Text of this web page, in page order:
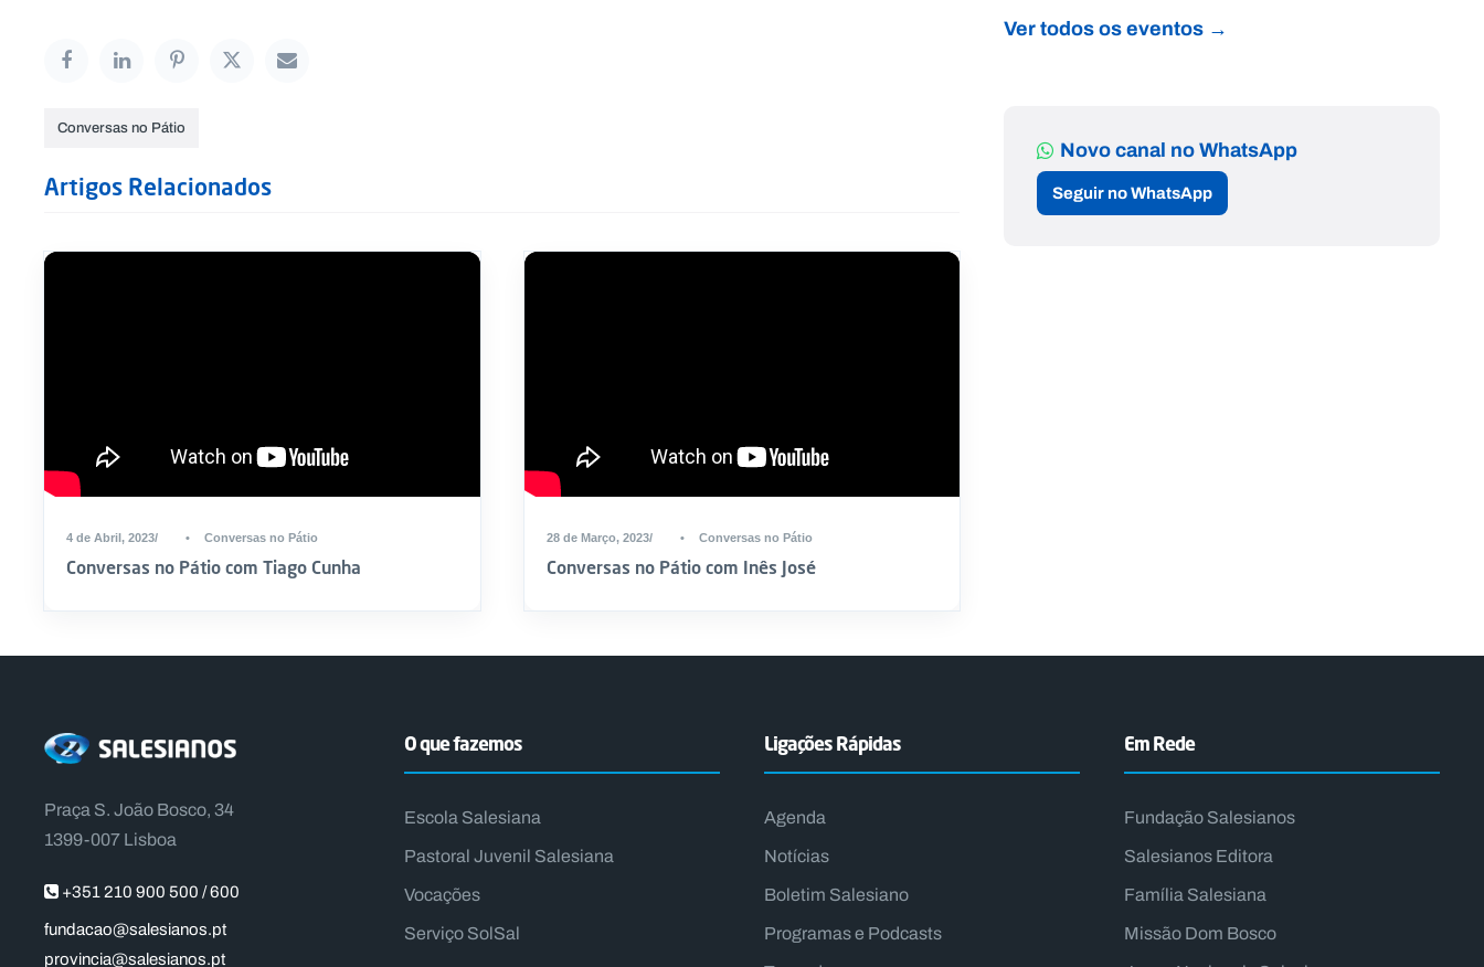
Conversas no Pátio
Artigos Relacionados
4 de Abril, 2023 • Conversas no Pátio
Conversas no Pátio com Tiago Cunha
28 de Março, 2023 • Conversas no Pátio
Conversas no Pátio com Inês José
Ver todos os eventos →
Novo canal no WhatsApp
Seguir no WhatsApp
Praça S. João Bosco, 34
1399-007 Lisboa
+351 210 900 500 / 600
fundacao@salesianos.pt
provincia@salesianos.pt
O que fazemos
Escola Salesiana
Pastoral Juvenil Salesiana
Vocações
Serviço SolSal
Ligações Rápidas
Agenda
Notícias
Boletim Salesiano
Programas e Podcasts
Em Rede
Fundação Salesianos
Salesianos Editora
Família Salesiana
Missão Dom Bosco